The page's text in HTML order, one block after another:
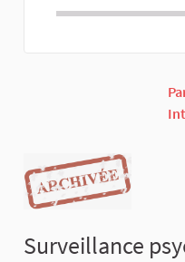
Surveillance